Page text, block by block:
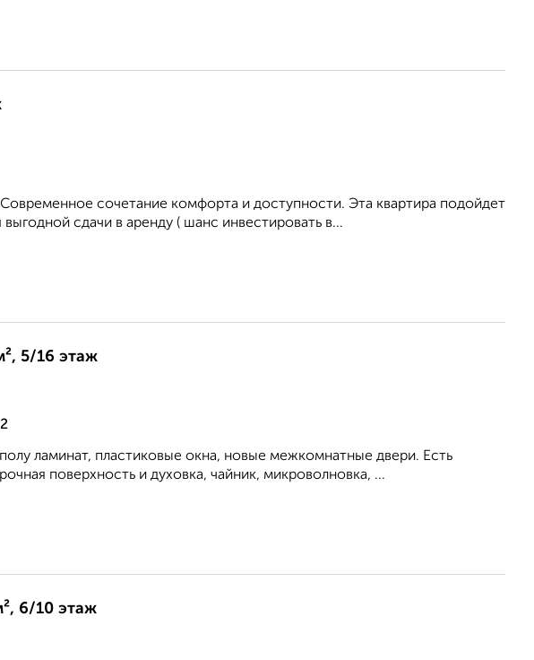
сочетание комфорта и доступности. Эта квартира подойдет
сдачи в аренду ( шанс инвестировать в...
5/16 этаж
ламинат, пластиковые окна, новые межкомнатные двери. Есть
поверхность и духовка, чайник, микроволновка, ...
6/10 этаж